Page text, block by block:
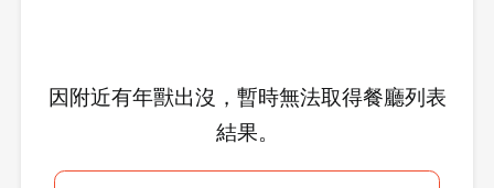
因附近有年獸出沒，暫時無法取得餐廳列表
結果。